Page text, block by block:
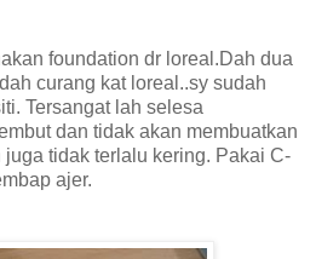
foundation dr loreal.Dah dua
curang kat loreal..sy sudah
Tersangat lah selesa
dan tidak akan membuatkan
tidak terlalu kering. Pakai C-
ajer.